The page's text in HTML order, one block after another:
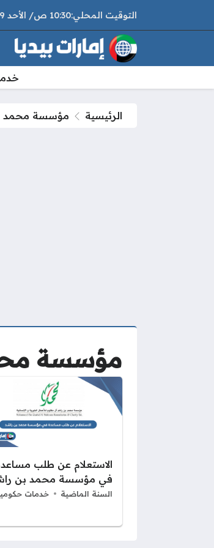
10:30 ص الأحد 9 أغسطس 2026
الرئيسية مؤسسة محمد
مؤسسة
الاستعلام عن طلب
في مؤسسة محمد بن
السنة الماضية خدمات